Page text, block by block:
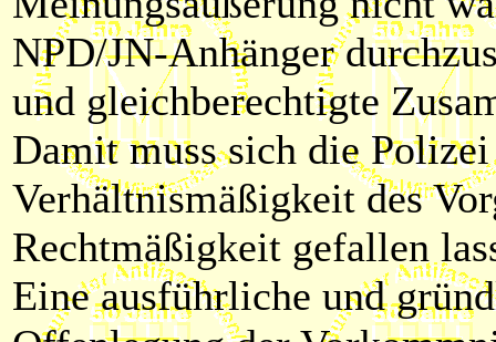
NPD/JN-Anhänger
und gleichberechtigte
Damit muss sich die
Verhältnismäßigkeit des
Rechtmäßigkeit gefallen
Eine ausführliche und